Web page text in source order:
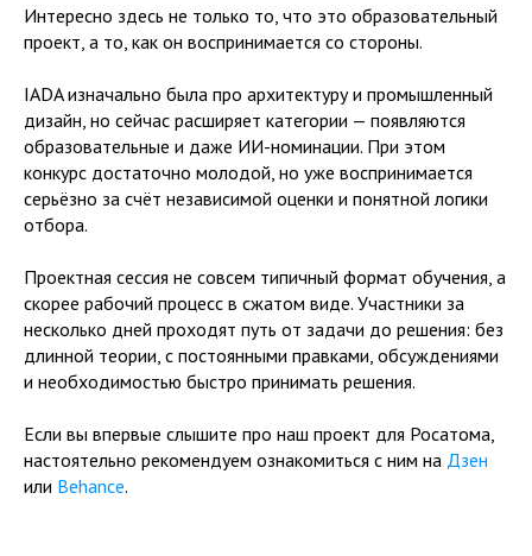
Интересно здесь не только то, что это образовательный
проект, а то, как он воспринимается со стороны.
IADA изначально была про архитектуру и промышленный
дизайн, но сейчас расширяет категории — появляются
образовательные и даже ИИ-номинации. При этом
конкурс достаточно молодой, но уже воспринимается
серьёзно за счёт независимой оценки и понятной логики
отбора.
Проектная сессия не совсем типичный формат обучения, а
скорее рабочий процесс в сжатом виде. Участники за
несколько дней проходят путь от задачи до решения: без
длинной теории, с постоянными правками, обсуждениями
и необходимостью быстро принимать решения.
Если вы впервые слышите про наш проект для Росатома,
настоятельно рекомендуем ознакомиться с ним на Дзен
или Behance.